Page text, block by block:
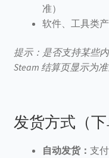
准）
软件、工具类
提示：是否支持某些
Steam 结算页显示为准
发货方式（下
自动发货： 支